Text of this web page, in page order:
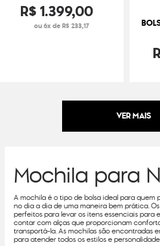
R$1.399,00
ou 6x de R$ 233,17
Mochila para
A mochila é o tipo de bolsa ideal para quem
no dia a dia de uma maneira bem prática.
perfeitos para levar os itens essenciais para
contar com alças que proporcionam
transportá-la. As mochilas são encontradas
para atender todos os estilos e